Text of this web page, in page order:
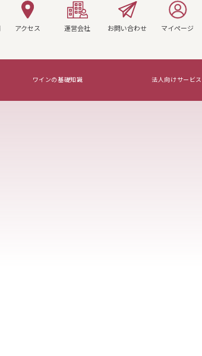
アクセス 運営会社 お問い合わせ マイページ
ワインの基礎知識 法人向けサービス